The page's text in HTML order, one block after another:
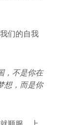
们的自我
，不是你在
想，而是你